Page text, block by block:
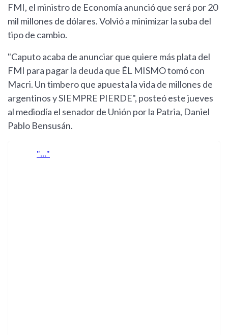
FMI, el ministro de Economía anunció que será por 20
mil millones de dólares. Volvió a minimizar la suba del
tipo de cambio.
"Caputo acaba de anunciar que quiere más plata del
FMI para pagar la deuda que ÉL MISMO tomó con
Macri. Un timbero que apuesta la vida de millones de
argentinos y SIEMPRE PIERDE", posteó este jueves
al mediodía el senador de Unión por la Patria, Daniel
Pablo Bensusán.